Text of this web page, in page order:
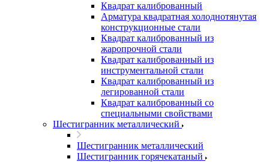
Квадрат калиброванный
Арматура квадратная холоднотянутая
конструкционные стали
Квадрат калиброванный из
жаропрочной стали
Квадрат калиброванный из
инструментальной стали
Квадрат калиброванный из
легированной стали
Квадрат калиброванный со
специальными свойствами
Шестигранник металлический
Шестигранник металлический
Шестигранник горячекатаный